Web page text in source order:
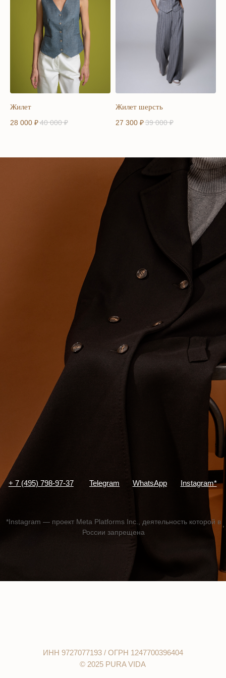
Жилет
28 000 ₽40 000 ₽
Жилет шерсть
27 300 ₽39 000 ₽
Политика конфиденциальности
Публичная оферта
ИНН 9727077193 / ОГРН 1247700396404
© 2025 PURA VIDA